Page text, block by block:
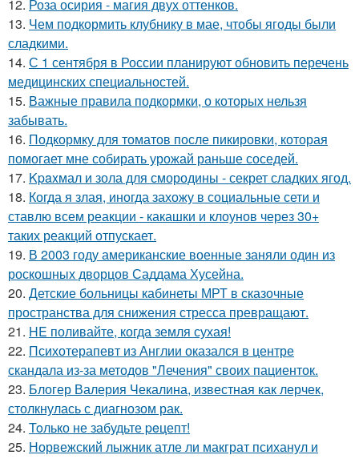
12. Роза осирия - магия двух оттенков.
13. Чем подкормить клубнику в мае, чтобы ягоды были
сладкими.
14. С 1 сентября в России планируют обновить перечень
медицинских специальностей.
15. Важные правила подкормки, о которых нельзя
забывать.
16. Подкормку для томатов после пикировки, которая
помогает мне собирать урожай раньше соседей.
17. Kpaxмал и зола для смородины - секрет сладких ягод.
18. Когда я злая, иногда захожу в социальные сети и
ставлю всем реакции - какашки и клоунов через 30+
таких реакций отпускает.
19. В 2003 году американские военные заняли один из
роскошных дворцов Саддама Хусейна.
20. Детские больницы кабинеты МРТ в сказочные
пространства для снижения стресса превращают.
21. HE поливайте, когда земля сухая!
22. Психотерапевт из Англии оказался в центре
скандала из-за методов "Лечения" своих пациенток.
23. Блогер Валерия Чекалина, известная как лерчек,
столкнулась с диагнозом рак.
24. Toлько не забудьте peцепт!
25. Норвежский лыжник атле ли макграт психанул и